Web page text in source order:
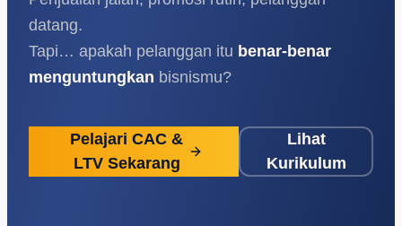
datang.
Tapi… apakah pelanggan itu benar-benar
menguntungkan bisnismu?
Pelajari CAC &
LTV Sekarang
Lihat
Kurikulum